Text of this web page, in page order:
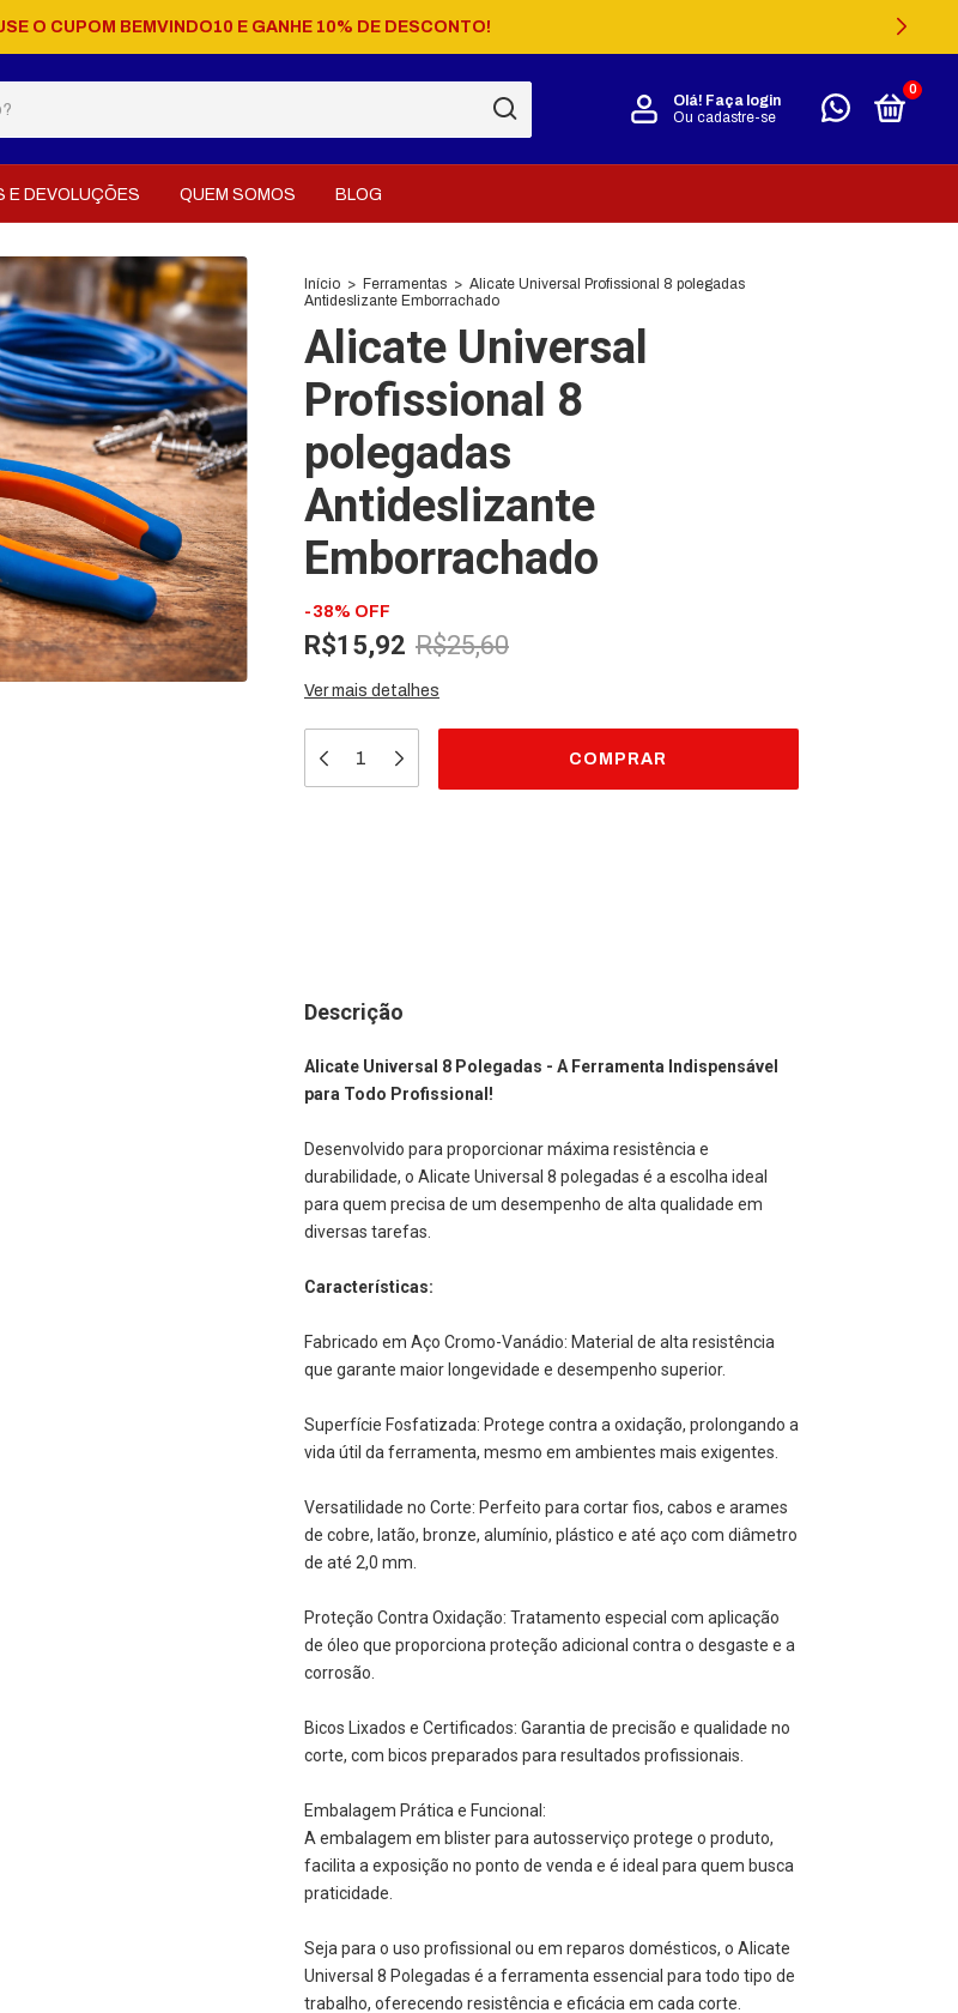
O CUPOM BEMVINDO10 E GANHE 10% DE DESCONTO!
Olá! Faça login
Ou cadastre-se
0
E DEVOLUÇÕES QUEM SOMOS BLOG
Início > Ferramentas > Alicate Universal Profissional 8 polegadas
Antideslizante Emborrachado
Alicate Universal
Profissional 8
polegadas
Antideslizante
Emborrachado
- 38% OFF
R$15,92 R$25,60
Ver mais detalhes
Descrição
Alicate Universal 8 Polegadas - A Ferramenta Indispensável
para Todo Profissional!
Desenvolvido para proporcionar máxima resistência e
durabilidade, o Alicate Universal 8 polegadas é a escolha ideal
para quem precisa de um desempenho de alta qualidade em
diversas tarefas.
Características:
Fabricado em Aço Cromo-Vanádio: Material de alta resistência
que garante maior longevidade e desempenho superior.
Superfície Fosfatizada: Protege contra a oxidação, prolongando a
vida útil da ferramenta, mesmo em ambientes mais exigentes.
Versatilidade no Corte: Perfeito para cortar fios, cabos e arames
de cobre, latão, bronze, alumínio, plástico e até aço com diâmetro
de até 2,0 mm.
Proteção Contra Oxidação: Tratamento especial com aplicação
de óleo que proporciona proteção adicional contra o desgaste e a
corrosão.
Bicos Lixados e Certificados: Garantia de precisão e qualidade no
corte, com bicos preparados para resultados profissionais.
Embalagem Prática e Funcional:
A embalagem em blister para autosserviço protege o produto,
facilita a exposição no ponto de venda e é ideal para quem busca
praticidade.
Seja para o uso profissional ou em reparos domésticos, o Alicate
Universal 8 Polegadas é a ferramenta essencial para todo tipo de
trabalho, oferecendo resistência e eficácia em cada corte.